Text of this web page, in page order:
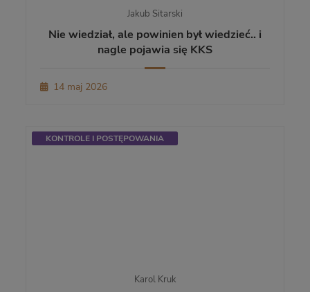
Jakub Sitarski
Nie wiedział, ale powinien był wiedzieć.. i
nagle pojawia się KKS
14 maj 2026
KONTROLE I POSTĘPOWANIA
Karol Kruk